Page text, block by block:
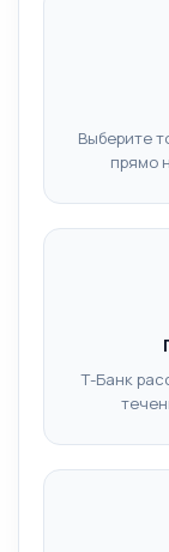
Выберите
прямо
Т-Банк